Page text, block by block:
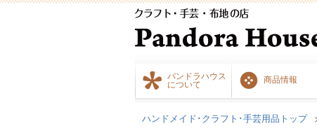
パンドラハウス
について
商品情報
ハンドメイド･クラフト･手芸用品トップ